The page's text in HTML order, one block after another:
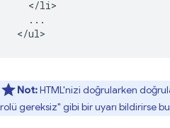
  </li>
  ...
Not:HTML'nizi doğrularken
rolü gereksiz" gibi bir uyarı bildirirse